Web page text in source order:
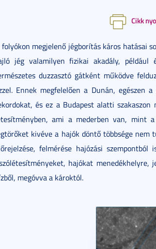
Cikk
megjelenő jégborítás káros hatásai
jég valamilyen fizikai akadály, például
duzzasztó gátként működve
Ennek megfelelően a Dunán,
és ez a Budapest alatti
ami a mederben van, mint
kivéve a hajók döntő többsége
felmérése hajózási
hajókat
megóvva a károktól.